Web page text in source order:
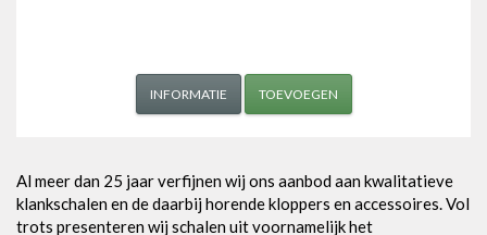
INFORMATIE TOEVOEGEN
Al meer dan 25 jaar verfijnen wij ons aanbod aan kwalitatieve
klankschalen en de daarbij horende kloppers en accessoires. Vol
trots presenteren wij schalen uit voornamelijk het